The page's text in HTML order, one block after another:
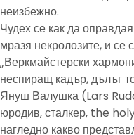
неизбежно.
Чудех се как да
мразя некролозите, и се
„Веркмайстерски
неспиращ кадър, дълъг
Януш Валушка (Lars
юродив, сталкер, the
нагледно какво